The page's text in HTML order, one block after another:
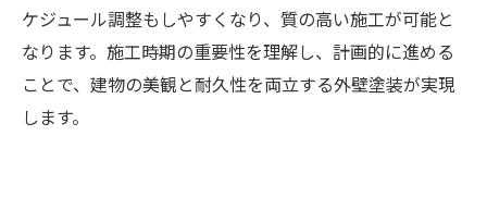
ケジュール調整もしやすくなり、質の高い施工が可能と
なります。施工時期の重要性を理解し、計画的に進める
ことで、建物の美観と耐久性を両立する外壁塗装が実現
します。